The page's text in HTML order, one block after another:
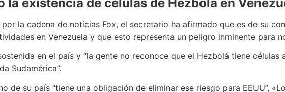
la cadena de noticias Fox, el secretario ha afirmado que es de su
en Venezuela y que esto representa un peligro inminente para
en el país y “la gente no reconoce que el Hezbolá tiene células
Sudamérica”.
de su país “tiene una obligación de eliminar ese riesgo para EEUU”,